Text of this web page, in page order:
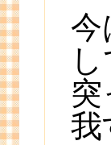
今